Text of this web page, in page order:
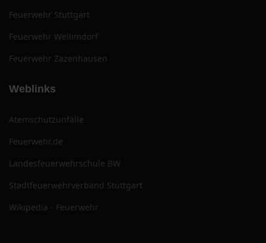
Feuerwehr Stuttgart
Feuerwehr Weilimdorf
Feuerwehr Zazenhausen
Weblinks
Atemschutzunfälle
Feuerwehr.de
Landesfeuerwehrschule BW
Stadtfeuerwehrverband Stuttgart
Wikipedia - Feuerwehr